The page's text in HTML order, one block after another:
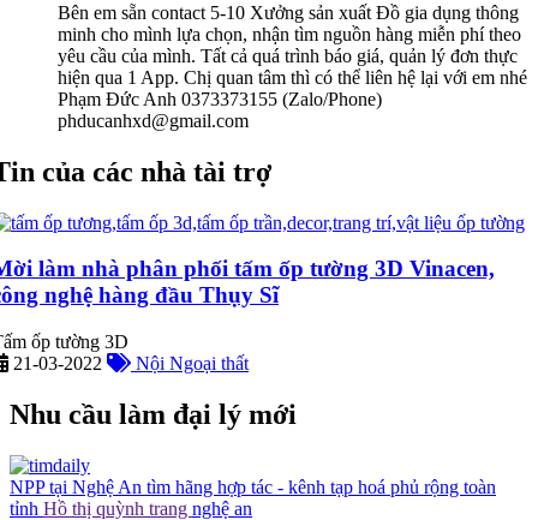
Bên em sẵn contact 5-10 Xưởng sản xuất Đồ gia dụng thông
minh cho mình lựa chọn, nhận tìm nguồn hàng miễn phí theo
yêu cầu của mình. Tất cả quá trình báo giá, quản lý đơn thực
hiện qua 1 App. Chị quan tâm thì có thể liên hệ lại với em nhé
Phạm Đức Anh 0373373155 (Zalo/Phone)
phducanhxd@gmail.com
của các nhà tài trợ
làm nhà phân phối tấm ốp tường 3D Vinacen,
nghệ hàng đầu Thụy Sĩ
ốp tường 3D
21-03-2022
Nội Ngoại thất
Nhu cầu làm đại lý mới
NPP tại Nghệ An tìm hãng hợp tác - kênh tạp hoá phủ rộng toàn
tỉnh Hồ thị quỳnh trang nghệ an